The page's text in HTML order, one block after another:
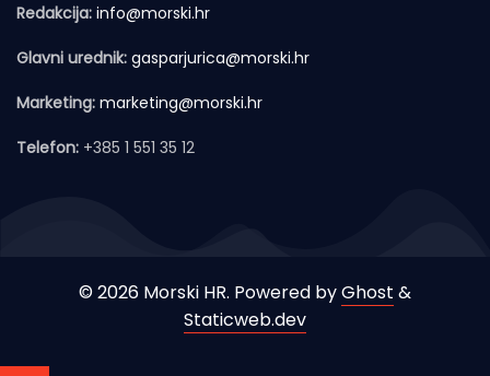
Redakcija: info@morski.hr
Glavni urednik: gasparjurica@morski.hr
Marketing: marketing@morski.hr
Telefon: +385 1 551 35 12
© 2026 Morski HR. Powered byGhost &
Staticweb.dev